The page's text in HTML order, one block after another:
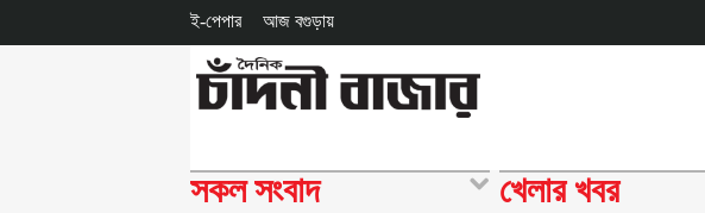
ই-পেপার আজ বগুড়ায়
সকল সংবাদ খেলার খবর